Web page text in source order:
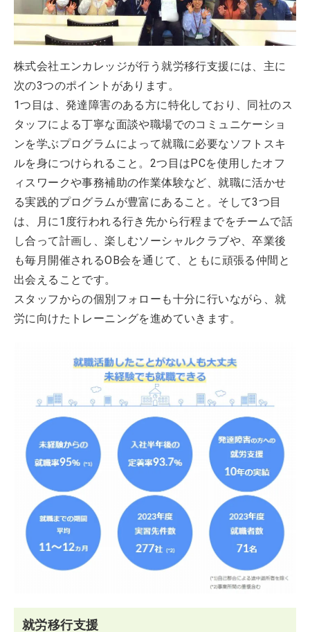
株式会社エンカレッジが行う就労移行支援には、主に
次の3つのポイントがあります。
1つ目は、発達障害のある方に特化しており、同社のス
タッフによる丁寧な面談や職場でのコミュニケーショ
ンを学ぶプログラムによって就職に必要なソフトスキ
ルを身につけられること。2つ目はPCを使用したオフ
ィスワークや事務補助の作業体験など、就職に活かせ
る実践的プログラムが豊富にあること。そして3つ目
は、月に1度行われる行き先から行程までをチームで話
し合って計画し、楽しむソーシャルクラブや、卒業後
も毎月開催されるOB会を通じて、ともに頑張る仲間と
出会えることです。
スタッフからの個別フォローも十分に行いながら、就
労に向けたトレーニングを進めていきます。
就労移行支援